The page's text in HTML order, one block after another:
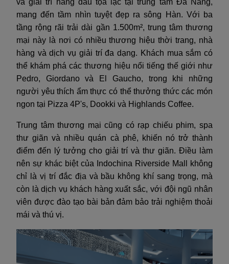
và giải trí hàng đầu tọa lạc tại trung tâm Đà Nẵng,
mang đến tầm nhìn tuyệt đẹp ra sông Hàn. Với ba
tầng rộng rãi trải dài gần 1.500m², trung tâm thương
mại này là nơi có nhiều thương hiệu thời trang, nhà
hàng và dịch vụ giải trí đa dạng. Khách mua sắm có
thể khám phá các thương hiệu nổi tiếng thế giới như
Pedro, Giordano và El Gaucho, trong khi những
người yêu thích ẩm thực có thể thưởng thức các món
ngon tại Pizza 4P's, Dookki và Highlands Coffee.
Trung tâm thương mại cũng có rạp chiếu phim, spa
thư giãn và nhiều quán cà phê, khiến nó trở thành
điểm đến lý tưởng cho giải trí và thư giãn. Điều làm
nên sự khác biệt của Indochina Riverside Mall không
chỉ là vị trí đắc địa và bầu không khí sang trọng, mà
còn là dịch vụ khách hàng xuất sắc, với đội ngũ nhân
viên được đào tạo bài bản đảm bảo trải nghiệm thoải
mái và thú vị.